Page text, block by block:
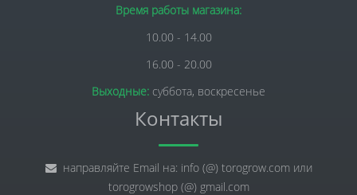
Время работы магазина:
10.00 - 14.00
16.00 - 20.00
Выходные: суббота, воскресенье
Контакты
направляйте Email на: info (@) torogrow.com или
torogrowshop (@) gmail.com